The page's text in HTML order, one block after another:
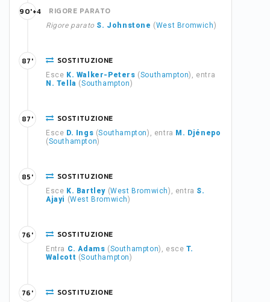
RIGORE PARATO
Rigore parato S. Johnstone (West Bromwich)
90'+4
SOSTITUZIONE
Esce K. Walker-Peters (Southampton), entra
N. Tella (Southampton)
87'
SOSTITUZIONE
Esce D. Ings (Southampton), entra M. Djénepo
(Southampton)
87'
SOSTITUZIONE
Esce K. Bartley (West Bromwich), entra S.
Ajayi (West Bromwich)
85'
SOSTITUZIONE
Entra C. Adams (Southampton), esceT.
Walcott (Southampton)
76'
SOSTITUZIONE
76'